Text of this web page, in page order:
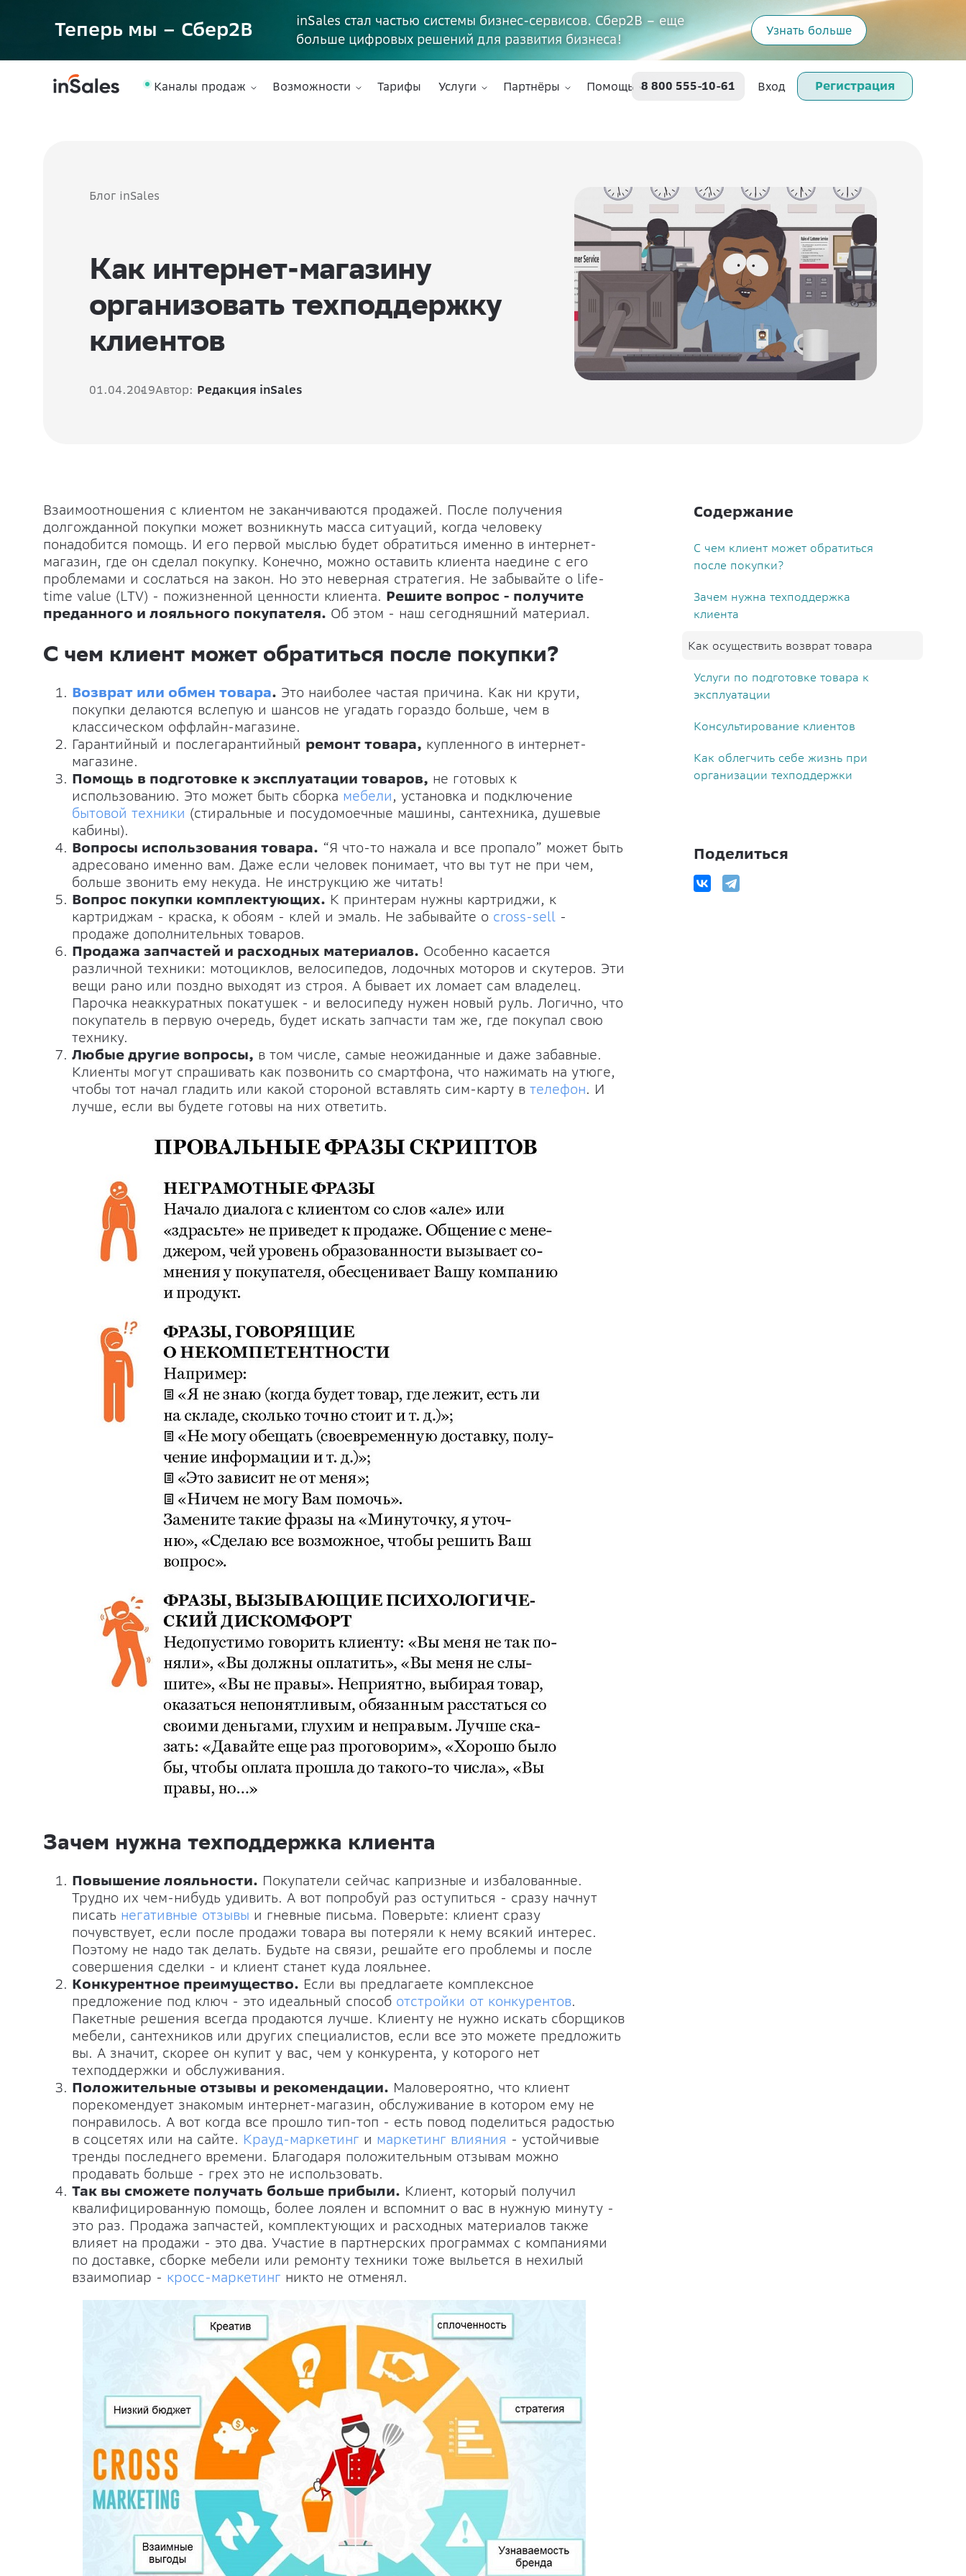
Теперь мы – Сбер2B
inSales стал частью системы бизнес-сервисов. Сбер2В – еще
больше цифровых решений для развития бизнеса!
Узнать больше
Каналы продаж Возможности Тарифы Услуги Партнёры Помощь 8 800 555-10-61 Вход Регистрация
Блог inSales
Как интернет-магазину
организовать техподдержку
клиентов
01.04.2019Автор: Редакция inSales
Взаимоотношения с клиентом не заканчиваются продажей. После получения
долгожданной покупки может возникнуть масса ситуаций, когда человеку
понадобится помощь. И его первой мыслью будет обратиться именно в интернет-
магазин, где он сделал покупку. Конечно, можно оставить клиента наедине с его
проблемами и сослаться на закон. Но это неверная стратегия. Не забывайте о life-
time value (LTV) - пожизненной ценности клиента. Решите вопрос - получите
преданного и лояльного покупателя. Об этом - наш сегодняшний материал.
С чем клиент может обратиться после покупки?
Возврат или обмен товара. Это наиболее частая причина. Как ни крути,
покупки делаются вслепую и шансов не угадать гораздо больше, чем в
классическом оффлайн-магазине.
Гарантийный и послегарантийный ремонт товара, купленного в интернет-
магазине.
Помощь в подготовке к эксплуатации товаров, не готовых к
использованию. Это может быть сборка мебели, установка и подключение
бытовой техники (стиральные и посудомоечные машины, сантехника, душевые
кабины).
Вопросы использования товара. “Я что-то нажала и все пропало” может быть
адресовано именно вам. Даже если человек понимает, что вы тут не при чем,
больше звонить ему некуда. Не инструкцию же читать!
Вопрос покупки комплектующих. К принтерам нужны картриджи, к
картриджам - краска, к обоям - клей и эмаль. Не забывайте о cross-sell -
продаже дополнительных товаров.
Продажа запчастей и расходных материалов. Особенно касается
различной техники: мотоциклов, велосипедов, лодочных моторов и скутеров. Эти
вещи рано или поздно выходят из строя. А бывает их ломает сам владелец.
Парочка неаккуратных покатушек - и велосипеду нужен новый руль. Логично, что
покупатель в первую очередь, будет искать запчасти там же, где покупал свою
технику.
Любые другие вопросы, в том числе, самые неожиданные и даже забавные.
Клиенты могут спрашивать как позвонить со смартфона, что нажимать на утюге,
чтобы тот начал гладить или какой стороной вставлять сим-карту в телефон. И
лучше, если вы будете готовы на них ответить.
Зачем нужна техподдержка клиента
Повышение лояльности. Покупатели сейчас капризные и избалованные.
Трудно их чем-нибудь удивить. А вот попробуй раз оступиться - сразу начнут
писать негативные отзывы и гневные письма. Поверьте: клиент сразу
почувствует, если после продажи товара вы потеряли к нему всякий интерес.
Поэтому не надо так делать. Будьте на связи, решайте его проблемы и после
совершения сделки - и клиент станет куда лояльнее.
Конкурентное преимущество. Если вы предлагаете комплексное
предложение под ключ - это идеальный способ отстройки от конкурентов.
Пакетные решения всегда продаются лучше. Клиенту не нужно искать сборщиков
мебели, сантехников или других специалистов, если все это можете предложить
вы. А значит, скорее он купит у вас, чем у конкурента, у которого нет
техподдержки и обслуживания.
Положительные отзывы и рекомендации. Маловероятно, что клиент
порекомендует знакомым интернет-магазин, обслуживание в котором ему не
понравилось. А вот когда все прошло тип-топ - есть повод поделиться радостью
в соцсетях или на сайте. Крауд-маркетинг и маркетинг влияния - устойчивые
тренды последнего времени. Благодаря положительным отзывам можно
продавать больше - грех это не использовать.
Так вы сможете получать больше прибыли. Клиент, который получил
квалифицированную помощь, более лоялен и вспомнит о вас в нужную минуту -
это раз. Продажа запчастей, комплектующих и расходных материалов также
влияет на продажи - это два. Участие в партнерских программах с компаниями
по доставке, сборке мебели или ремонту техники тоже выльется в нехилый
взаимопиар - кросс-маркетинг никто не отменял.
Содержание
С чем клиент может обратиться
после покупки?
Зачем нужна техподдержка
клиента
Как осуществить возврат товара
Услуги по подготовке товара к
эксплуатации
Консультирование клиентов
Как облегчить себе жизнь при
организации техподдержки
Поделиться